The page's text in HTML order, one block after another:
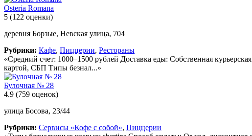
Osteria Romana
5 (122 оценки)
деревня Борзые, Невская улица, 704
Рубрики: Кафе, Пиццерии, Рестораны
«Средний счет: 1000–1500 рублей Доставка еды: Собственная
картой, СБП Типы безнал...»
Булочная № 28
4.9 (759 оценок)
улица Босова, 23/44
Рубрики: Сервисы «Кофе с собой», Пиццерии